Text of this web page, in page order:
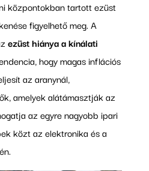
központokban tartott ezüst
figyelhető meg. A
ezüst hiánya a kínálati
hogy magas inflációs
az aranynál,
amelyek alátámasztják az
az egyre nagyobb ipari
közt az elektronika és a